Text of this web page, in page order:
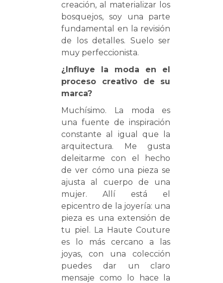
creación, al materializar los
bosquejos, soy una parte
fundamental en la revisión
de los detalles. Suelo ser
muy perfeccionista.
¿Influye la moda en el
proceso creativo de su
marca?
Muchísimo. La moda es
una fuente de inspiración
constante al igual que la
arquitectura. Me gusta
deleitarme con el hecho
de ver cómo una pieza se
ajusta al cuerpo de una
mujer. Allí está el
epicentro de la joyería: una
pieza es una extensión de
tu piel. La Haute Couture
es lo más cercano a las
joyas, con una colección
puedes dar un claro
mensaje como lo hace la